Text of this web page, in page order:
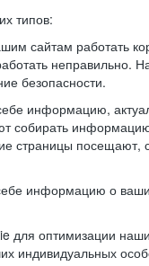
типов:
сайтам работать
неправильно.
безопасности.
информацию,
собирать
страницы посещают,
информацию о
оптимизации
индивидуальных